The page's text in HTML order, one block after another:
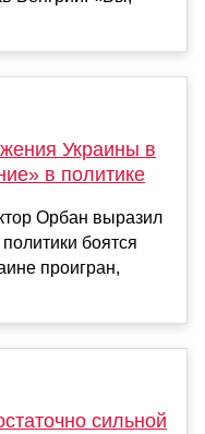
Украины в
в политике
Орбан выразил
боятся
проигран,
сильной